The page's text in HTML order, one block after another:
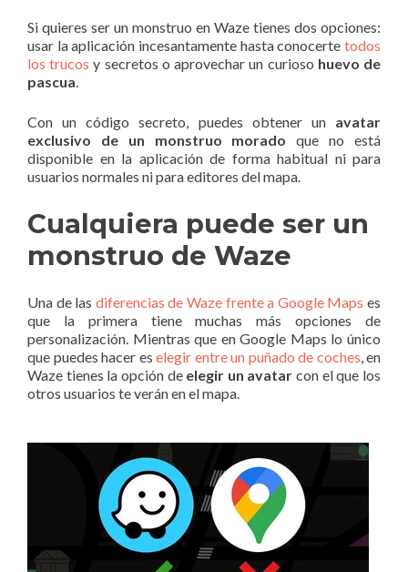
Si quieres ser un monstruo en Waze tienes dos opciones:
usar la aplicación incesantamente hasta conocerte todos
los trucos y secretos o aprovechar un curioso huevo de
pascua
Con un código secreto, puedes obtener un avatar
exclusivo de un monstruo moradoque no está
disponible en la aplicación de forma habitual ni para
usuarios normales ni para editores del mapa.
Cualquiera puede ser un
monstruo de Waze
Una de las diferencias de Waze frente a Google Maps es
que la primera tiene muchas más opciones de
personalización. Mientras que en Google Maps lo único
que puedes hacer es elegir entre un puñado de coches , en
Waze tienes la opción de elegir un avatar con el que los
otros usuarios te verán en el mapa.